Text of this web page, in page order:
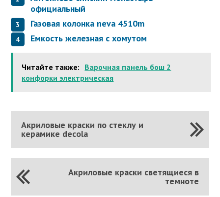
официальный
Газовая колонка neva 4510m
Емкость железная с хомутом
Читайте также: Варочная панель бош 2
конфорки электрическая
Акриловые краски по стеклу и
керамике decola
Акриловые краски светящиеся в
темноте